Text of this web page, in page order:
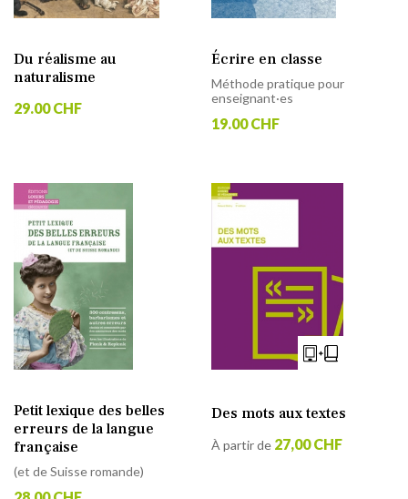
Du réalisme au
naturalisme
29.00 CHF
Écrire en classe
Méthode pratique pour
enseignant·es
19.00 CHF
Petit lexique des belles
erreurs de la langue
française
(et de Suisse romande)
Des mots aux textes
À partir de 27,00 CHF